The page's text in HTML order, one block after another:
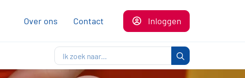
Over ons Contact Inloggen